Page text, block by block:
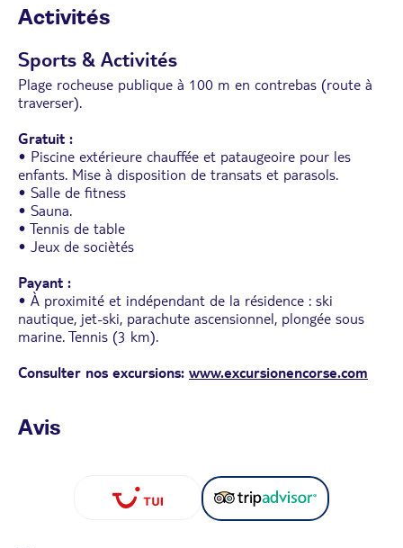
• Télévision à écran plat
• Wifi
Activités
Sports & Activités
Plage rocheuse publique à 100 m en contrebas (route à
traverser).
Gratuit :
• Piscine extérieure chauffée et pataugeoire pour les
enfants. Mise à disposition de transats et parasols.
• Salle de fitness
• Sauna.
• Tennis de table
• Jeux de sociètés
Payant :
• À proximité et indépendant de la résidence : ski
nautique, jet-ski, parachute ascensionnel, plongée sous
marine. Tennis (3 km).
Consulter nos excursions: www.excursionencorse.com
Avis